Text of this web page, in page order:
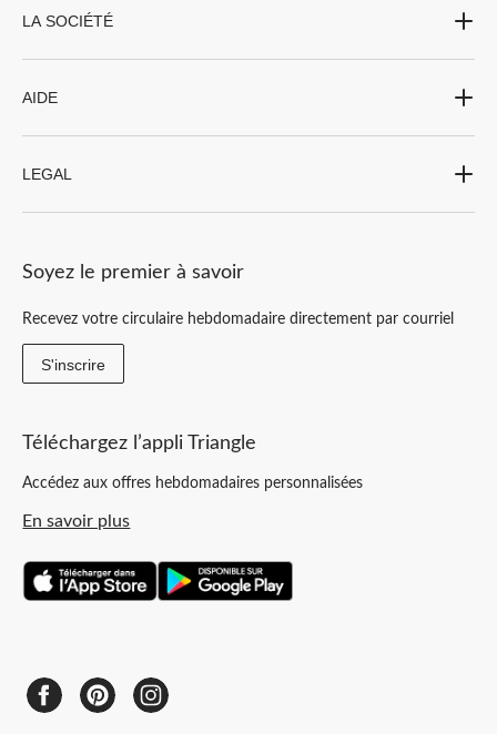
LA SOCIÉTÉ
AIDE
LEGAL
Soyez le premier à savoir
Recevez votre circulaire hebdomadaire directement par courriel
S'inscrire
Téléchargez l’appli Triangle
Accédez aux offres hebdomadaires personnalisées
En savoir plus